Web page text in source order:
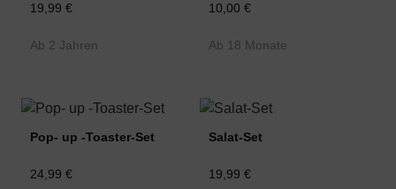
19,99 €
Ab 2 Jahren
10,00 €
Ab 18 Monate
Pop- up -Toaster-Set
24,99 €
Salat-Set
19,99 €